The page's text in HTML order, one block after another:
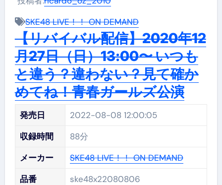
SKE48 LIVE！！ ON DEMAND
【リバイバル配信】2020年12
月27日（日）13:00〜 いつも
と違う？違わない？見て確か
めてね！青春ガールズ公演
発売日
2022-08-08 12:00:05
収録時間
88分
メーカー
SKE48 LIVE！！ ON DEMAND
品番
ske48x22080806